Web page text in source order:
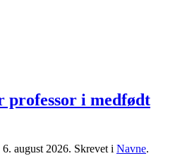
professor i medfødt
6. august 2026. Skrevet i Navne.